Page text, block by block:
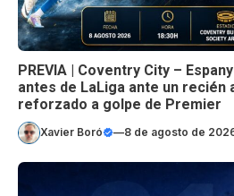
PREVIA | Coventry City –
antes de LaLiga ante un recién
reforzado a golpe de Premier
Xavier Boró —8 de agosto de